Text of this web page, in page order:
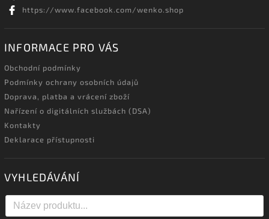
https://www.facebook.com/wenko.shop
INFORMACE PRO VÁS
Obchodní podmínky
Podmínky ochrany osobních údajů
Doprava, platba a vrácení zboží
Nařízení o digitálních službách (DSA)
Kontakty
Deklarace přístupnosti
VYHLEDÁVÁNÍ